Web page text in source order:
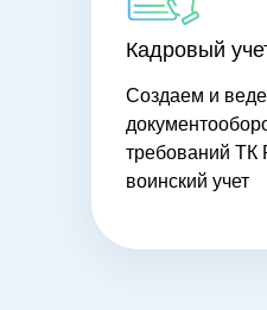
Кадровый
Создаем и
требований ТК
воинский учет